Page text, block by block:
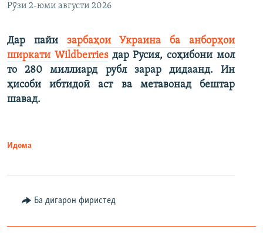
Рӯзи 2-юми августи 2026
Дар пайи зарбаҳои Украина ба анборҳои
ширкати Wildberriesдар Русия, соҳибони мол
то 280 миллиард рубл зарар дидаанд. Ин
ҳисоби ибтидоӣ аст ва метавонад бештар
шавад.
Идома
Ба дигарон фиристед